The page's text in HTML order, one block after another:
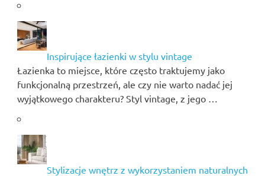
Inspirujące łazienki w stylu vintage
Łazienka to miejsce, które często traktujemy jako
funkcjonalną przestrzeń, ale czy nie warto nadać jej
wyjątkowego charakteru? Styl vintage, z jego …
Stylizacje wnętrz z wykorzystaniem naturalnych